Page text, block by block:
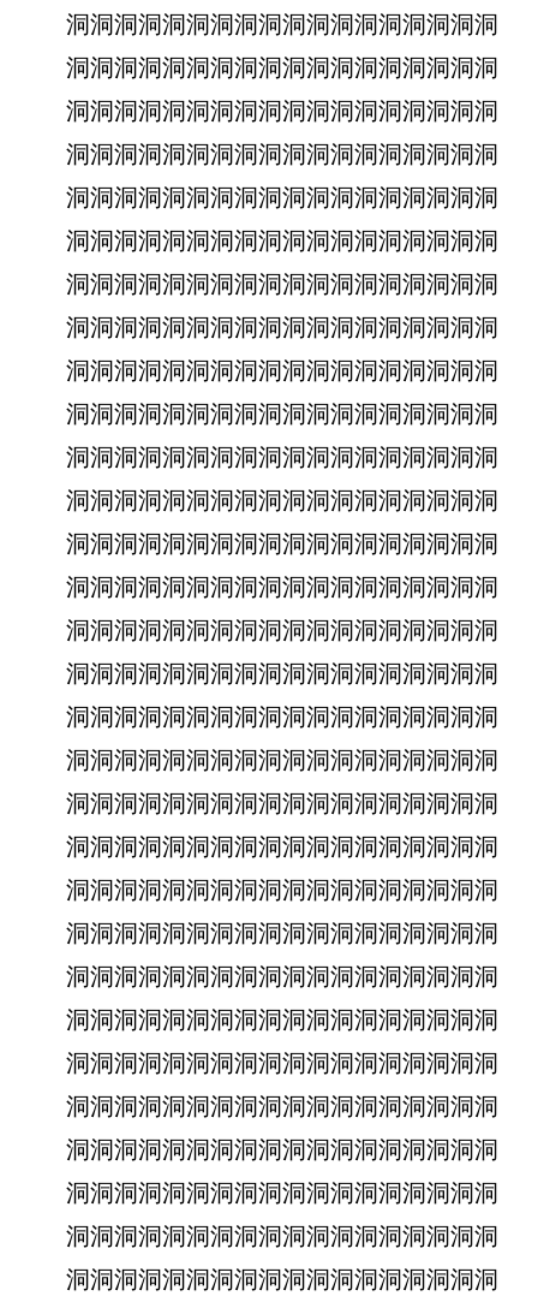
洞洞洞洞洞洞洞洞洞洞洞洞洞洞洞洞洞洞
洞洞洞洞洞洞洞洞洞洞洞洞洞洞洞洞洞洞
洞洞洞洞洞洞洞洞洞洞洞洞洞洞洞洞洞洞
洞洞洞洞洞洞洞洞洞洞洞洞洞洞洞洞洞洞
洞洞洞洞洞洞洞洞洞洞洞洞洞洞洞洞洞洞
洞洞洞洞洞洞洞洞洞洞洞洞洞洞洞洞洞洞
洞洞洞洞洞洞洞洞洞洞洞洞洞洞洞洞洞洞
洞洞洞洞洞洞洞洞洞洞洞洞洞洞洞洞洞洞
洞洞洞洞洞洞洞洞洞洞洞洞洞洞洞洞洞洞
洞洞洞洞洞洞洞洞洞洞洞洞洞洞洞洞洞洞
洞洞洞洞洞洞洞洞洞洞洞洞洞洞洞洞洞洞
洞洞洞洞洞洞洞洞洞洞洞洞洞洞洞洞洞洞
洞洞洞洞洞洞洞洞洞洞洞洞洞洞洞洞洞洞
洞洞洞洞洞洞洞洞洞洞洞洞洞洞洞洞洞洞
洞洞洞洞洞洞洞洞洞洞洞洞洞洞洞洞洞洞
洞洞洞洞洞洞洞洞洞洞洞洞洞洞洞洞洞洞
洞洞洞洞洞洞洞洞洞洞洞洞洞洞洞洞洞洞
洞洞洞洞洞洞洞洞洞洞洞洞洞洞洞洞洞洞
洞洞洞洞洞洞洞洞洞洞洞洞洞洞洞洞洞洞
洞洞洞洞洞洞洞洞洞洞洞洞洞洞洞洞洞洞
洞洞洞洞洞洞洞洞洞洞洞洞洞洞洞洞洞洞
洞洞洞洞洞洞洞洞洞洞洞洞洞洞洞洞洞洞
洞洞洞洞洞洞洞洞洞洞洞洞洞洞洞洞洞洞
洞洞洞洞洞洞洞洞洞洞洞洞洞洞洞洞洞洞
洞洞洞洞洞洞洞洞洞洞洞洞洞洞洞洞洞洞
洞洞洞洞洞洞洞洞洞洞洞洞洞洞洞洞洞洞
洞洞洞洞洞洞洞洞洞洞洞洞洞洞洞洞洞洞
洞洞洞洞洞洞洞洞洞洞洞洞洞洞洞洞洞洞
洞洞洞洞洞洞洞洞洞洞洞洞洞洞洞洞洞洞
洞洞洞洞洞洞洞洞洞洞洞洞洞洞洞洞洞洞